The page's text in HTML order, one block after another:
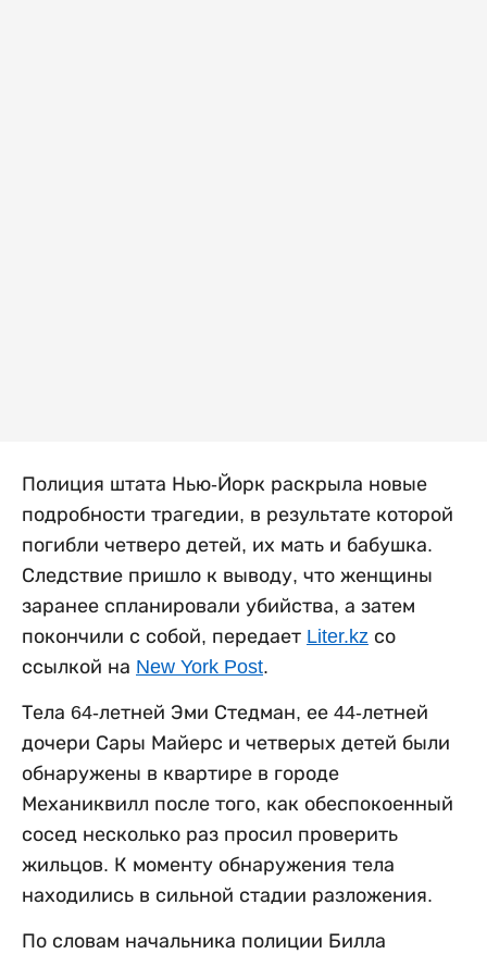
Полиция штата Нью-Йорк раскрыла новые
подробности трагедии, в результате которой
погибли четверо детей, их мать и бабушка.
Следствие пришло к выводу, что женщины
заранее спланировали убийства, а затем
покончили с собой, передает Liter.kz со
ссылкой на New York Post.
Тела 64-летней Эми Стедман, ее 44-летней
дочери Сары Майерс и четверых детей были
обнаружены в квартире в городе
Механиквилл после того, как обеспокоенный
сосед несколько раз просил проверить
жильцов. К моменту обнаружения тела
находились в сильной стадии разложения.
По словам начальника полиции Билла